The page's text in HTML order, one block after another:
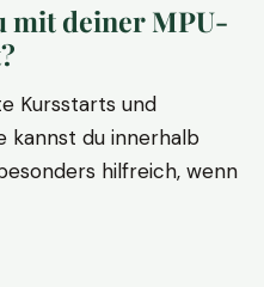
mit deiner MPU-
Kursstarts und
kannst du innerhalb
hilfreich, wenn